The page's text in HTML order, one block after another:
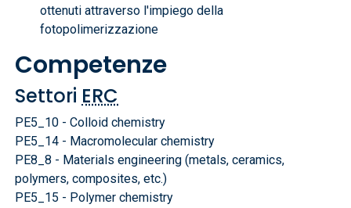
ottenuti attraverso l'impiego della
fotopolimerizzazione
Competenze
Settori ERC
PE5_10 - Colloid chemistry
PE5_14 - Macromolecular chemistry
PE8_8 - Materials engineering (metals, ceramics,
polymers, composites, etc.)
PE5_15 - Polymer chemistry